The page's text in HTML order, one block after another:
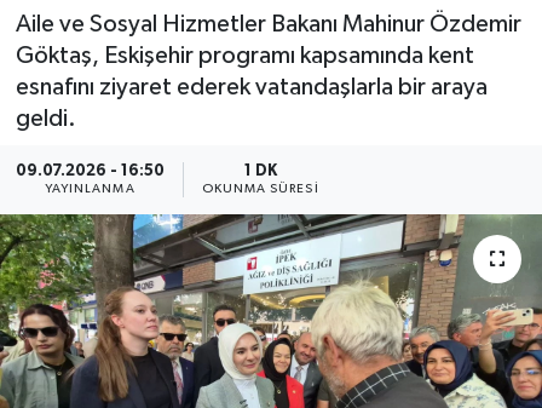
Aile ve Sosyal Hizmetler Bakanı Mahinur Özdemir
Göktaş, Eskişehir programı kapsamında kent
esnafını ziyaret ederek vatandaşlarla bir araya
geldi.
09.07.2026 - 16:50
YAYINLANMA
1 DK
OKUNMA SÜRESI
Kültür & Sanat
Magazin
Siyaset
Spor
Süper Lig Puan Durumu ve Fikstür
Tüm Manşetler